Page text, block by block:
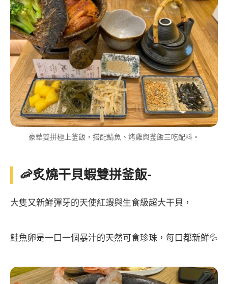
豪華雙拼極上釜飯，搭配鯖魚、烤雞與釜飯三吃配料。
🦐炙燒干貝蝦雙拼釜飯-
大隻又新鮮彈牙的天使紅蝦與生食級超大干貝，
鮭魚卵是一口一個暴汁的天然可食珍珠，每口都新鮮💦